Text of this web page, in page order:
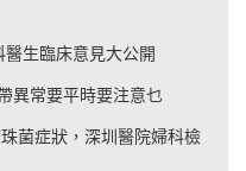
生臨床意見大公開
異常要平時要注意乜
菌症狀，深圳醫院婦科檢